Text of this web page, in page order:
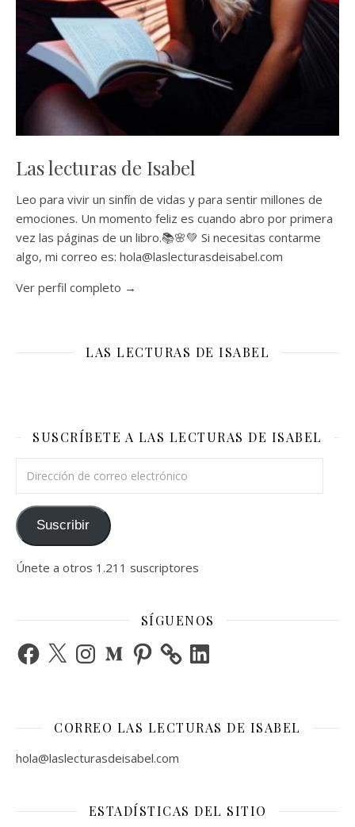
Las lecturas de Isabel
Leo para vivir un sinfín de vidas y para sentir millones de
emociones. Un momento feliz es cuando abro por primera
vez las páginas de un libro.📚🌸💚 Si necesitas contarme
algo, mi correo es: hola@laslecturasdeisabel.com
Ver perfil completo →
LAS LECTURAS DE ISABEL
SUSCRÍBETE A LAS LECTURAS DE ISABEL
Suscribir
Únete a otros 1.211 suscriptores
SÍGUENOS
Facebook
X InstagramMediumPinterest LinkedIn
CORREO LAS LECTURAS DE ISABEL
hola@laslecturasdeisabel.com
ESTADÍSTICAS DEL SITIO